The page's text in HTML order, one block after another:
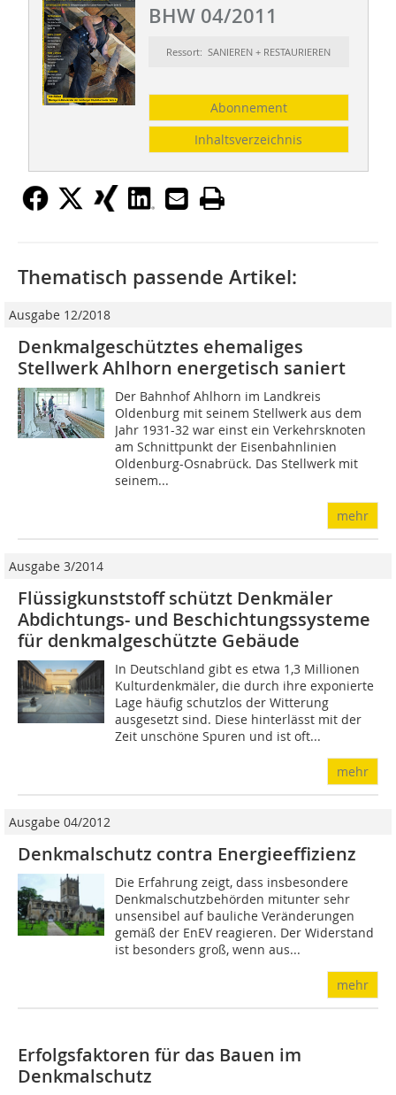
BHW 04/2011
Ressort: SANIEREN + RESTAURIEREN
Abonnement
Inhaltsverzeichnis
Thematisch passende Artikel:
Ausgabe 12/2018
Denkmalgeschütztes ehemaliges
Stellwerk Ahlhorn energetisch saniert
Der Bahnhof Ahlhorn im Landkreis
Oldenburg mit seinem Stellwerk aus dem
Jahr 1931-32 war einst ein Verkehrsknoten
am Schnittpunkt der Eisenbahnlinien
Oldenburg-Osnabrück. Das Stellwerk mit
seinem...
mehr
Ausgabe 3/2014
Flüssigkunststoff schützt Denkmäler
Abdichtungs- und Beschichtungssysteme
für denkmalgeschützte Gebäude
In Deutschland gibt es etwa 1,3 Millionen
Kulturdenkmäler, die durch ihre exponierte
Lage häufig schutzlos der Witterung
ausgesetzt sind. Diese hinterlässt mit der
Zeit unschöne Spuren und ist oft...
mehr
Ausgabe 04/2012
Denkmalschutz contra Energieeffizienz
Die Erfahrung zeigt, dass insbesondere
Denkmalschutzbehörden mitunter sehr
unsensibel auf bauliche Veränderungen
gemäß der EnEV reagieren. Der Widerstand
ist besonders groß, wenn aus...
mehr
Erfolgsfaktoren für das Bauen im
Denkmalschutz